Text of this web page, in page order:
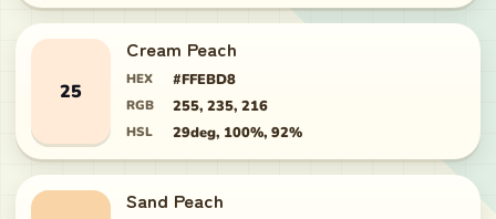
25
Cream Peach
HEX #FFEBD8
RGB 255, 235, 216
HSL 29deg, 100%, 92%
Sand Peach